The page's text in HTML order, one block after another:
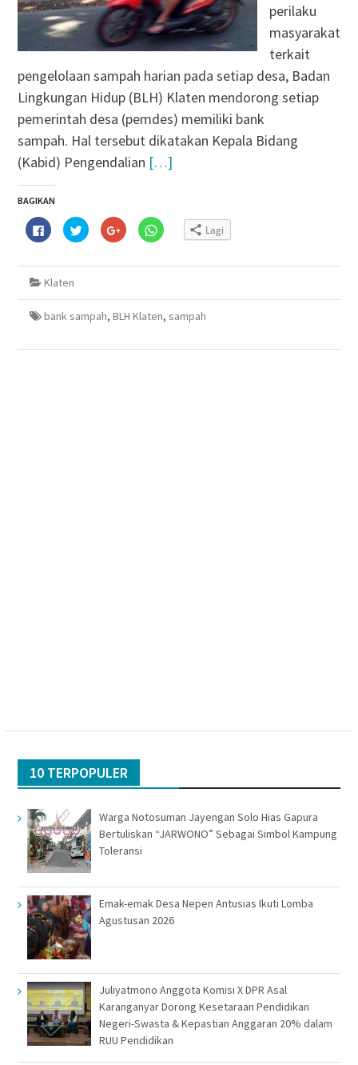
perilaku
masyarakat
terkait
pengelolaan sampah harian pada setiap desa, Badan
Lingkungan Hidup (BLH) Klaten mendorong setiap
pemerintah desa (pemdes) memiliki bank
sampah. Hal tersebut dikatakan Kepala Bidang
(Kabid) Pengendalian […]
BAGIKAN
Klik
untuk
membagikan
Facebook(Membuka
jendela
baru)
Klik
untuk
berbagi
Twitter(Membuka
baru)
Klik
untuk
berbagi
Google+
yang
baru)
Klik
untuk
WhatsApp(Membuka
baru)
Lagi
Klaten
bank sampah, BLH Klaten, sampah
10 TERPOPULER
Warga Notosuman Jayengan Solo Hias Gapura
Bertuliskan “JARWONO” Sebagai Simbol Kampung
Toleransi
Emak-emak Desa Nepen Antusias Ikuti Lomba
Agustusan 2026
Juliyatmono Anggota Komisi X DPR Asal
Karanganyar Dorong Kesetaraan Pendidikan
Negeri-Swasta & Kepastian Anggaran 20% dalam
RUU Pendidikan